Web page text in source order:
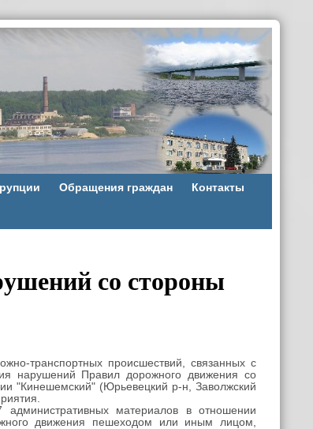
Обращения граждан Контакты
со стороны
транспортных происшествий, связанных с
нарушений Правил дорожного движения со
"Кинешемский" (Юрьевецкий р-н, Заволжский
материалов в отношении
движения пешеходом или иным лицом,